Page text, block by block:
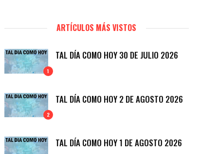
ARTÍCULOS MÁS VISTOS
1
TAL DÍA COMO HOY 30 DE JULIO 2026
2
TAL DÍA COMO HOY 2 DE AGOSTO 2026
TAL DÍA COMO HOY 1 DE AGOSTO 2026